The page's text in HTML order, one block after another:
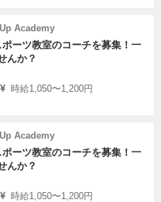
Academy
ーツ教室のコーチを募集！一
んか？
時給1,050〜1,200円
Academy
ーツ教室のコーチを募集！一
んか？
時給1,050〜1,200円